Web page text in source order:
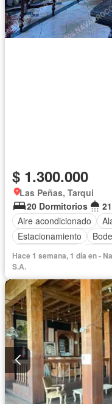
$ 1.300.000
Las Peñas, Tarqui
20 Dormitorios
Aire acondicionado
Estacionamiento
Cocina integral
Cuarto de servicio
Garita de guardianía
Completamente
Hace 1 semana, 1 día en -
S.A.